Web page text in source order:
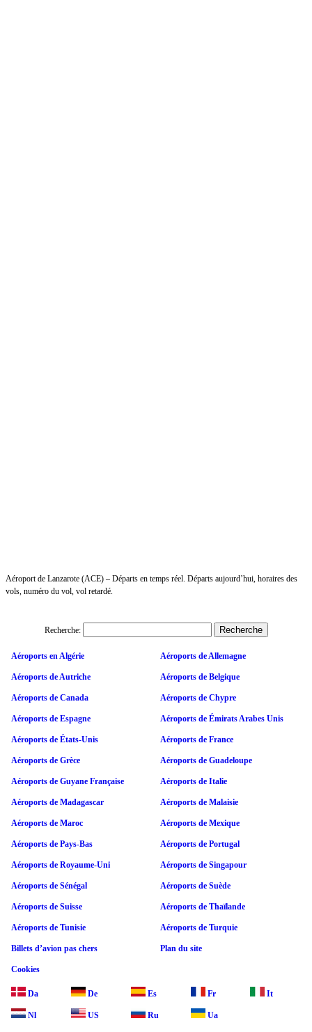
Aéroport de Lanzarote (ACE) – Départs en temps réel. Départs aujourd’hui, horaires des
vols, numéro du vol, vol retardé.
Recherche:
Aéroports en Algérie Aéroports de Allemagne
Aéroports de Autriche Aéroports de Belgique
Aéroports de Canada Aéroports de Chypre
Aéroports de Espagne Aéroports de Émirats Arabes Unis
Aéroports de États-Unis Aéroports de France
Aéroports de Grèce Aéroports de Guadeloupe
Aéroports de Guyane Française Aéroports de Italie
Aéroports de Madagascar Aéroports de Malaisie
Aéroports de Maroc Aéroports de Mexique
Aéroports de Pays-Bas Aéroports de Portugal
Aéroports de Royaume-Uni Aéroports de Singapour
Aéroports de Sénégal Aéroports de Suède
Aéroports de Suisse Aéroports de Thaïlande
Aéroports de Tunisie Aéroports de Turquie
Billets d’avion pas chers Plan du site
Cookies
Da De Es Fr It
Nl US Ru Ua